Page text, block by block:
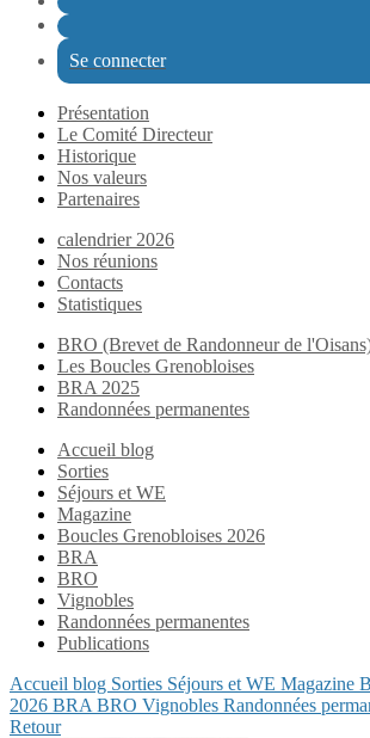
Se connecter
Présentation
Le Comité Directeur
Historique
Nos valeurs
Partenaires
calendrier 2026
Nos réunions
Contacts
Statistiques
BRO (Brevet de Randonneur de
Les Boucles Grenobloises
BRA 2025
Randonnées permanentes
Accueil blog
Sorties
Séjours et WE
Magazine
Boucles Grenobloises 2026
BRA
BRO
Vignobles
Randonnées permanentes
Publications
Accueil blog Sorties Séjours et WE Magazine
2026 BRA BRO Vignobles Randonnées
Retour